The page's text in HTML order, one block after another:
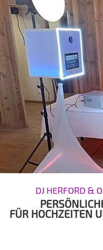
DJ HERFORD &
FÜR HOCHZEITEN